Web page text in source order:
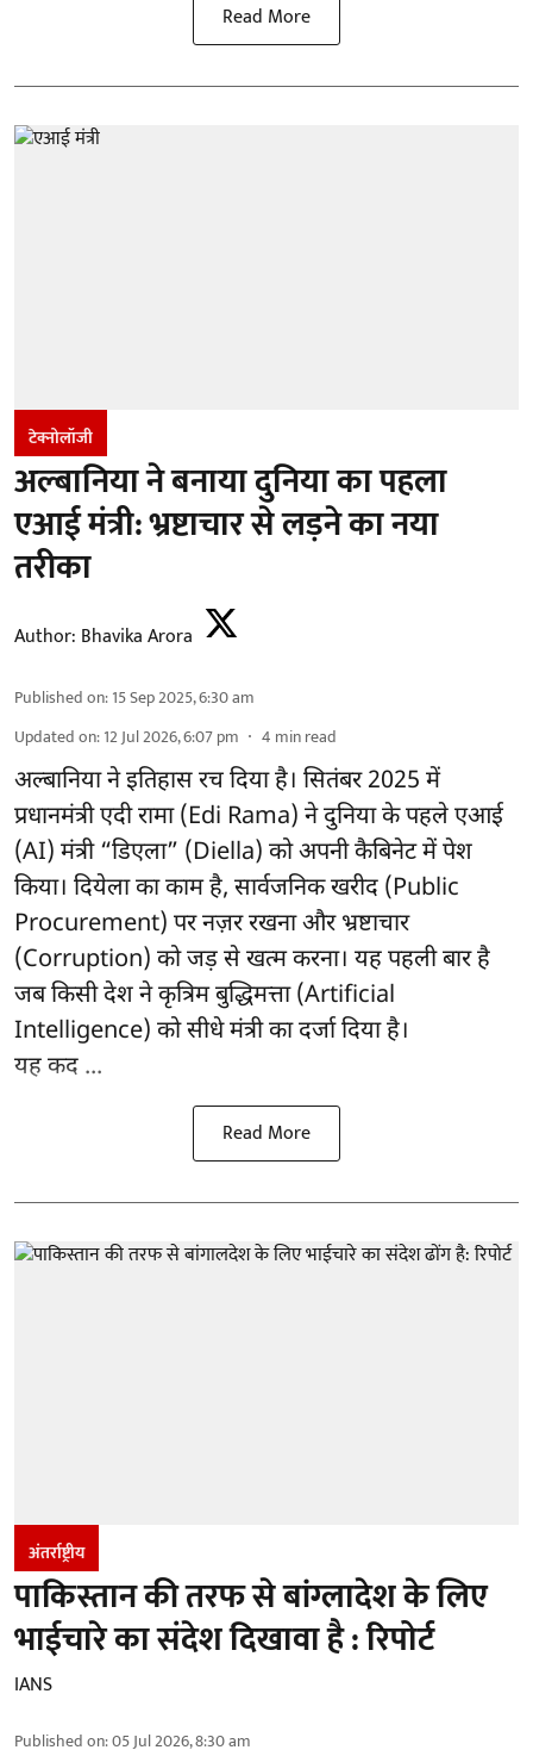
Read More
टेक्नोलॉजी
अल्बानिया ने बनाया दुनिया का पहला
एआई मंत्री: भ्रष्टाचार से लड़ने का नया
तरीका
Author: Bhavika Arora
Published on:15 Sep 2025, 6:30 am
Updated on:12 Jul 2026, 6:07 pm 4 min read
अल्बानिया ने इतिहास रच दिया है। सितंबर 2025 में
प्रधानमंत्री एदी रामा (Edi Rama) ने दुनिया के पहले एआई
(AI) मंत्री “डिएला” (Diella) को अपनी कैबिनेट में पेश
किया। दियेला का काम है, सार्वजनिक खरीद (Public
Procurement) पर नज़र रखना और भ्रष्टाचार
(Corruption) को जड़ से खत्म करना। यह पहली बार है
जब किसी देश ने कृत्रिम बुद्धिमत्ता (Artificial
Intelligence) को सीधे मंत्री का दर्जा दिया है।
यह कद ...
Read More
अंतर्राष्ट्रीय
पाकिस्तान की तरफ से बांग्लादेश के लिए
भाईचारे का संदेश दिखावा है : रिपोर्ट
IANS
Published on:05 Jul 2026, 8:30 am